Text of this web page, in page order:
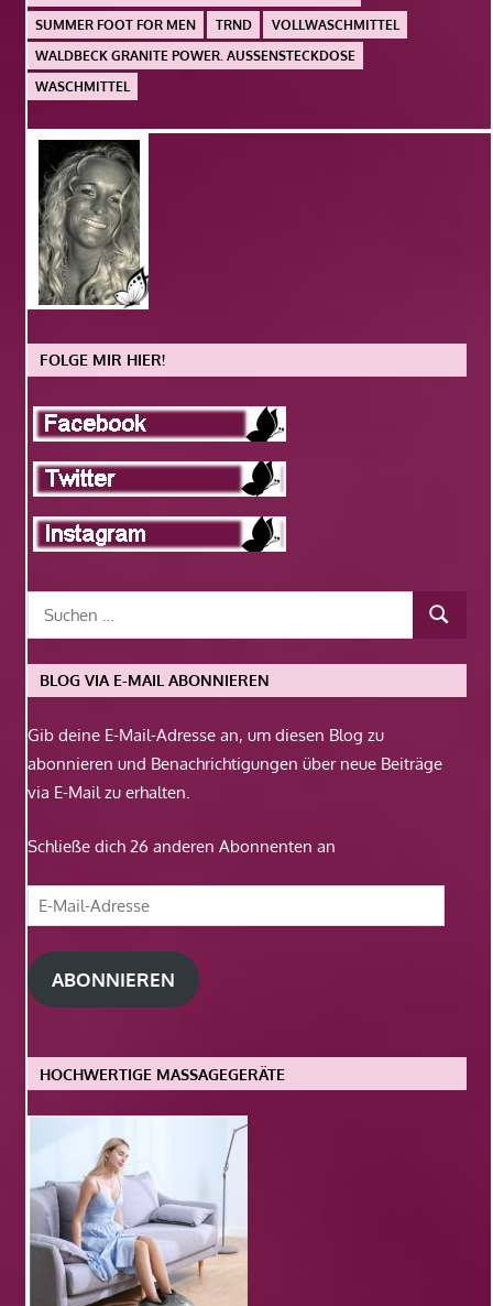
SUMMER FOOT FOR MEN
TRND
VOLLWASCHMITTEL
WALDBECK GRANITE POWER. AUSSENSTECKDOSE
WASCHMITTEL
FOLGE MIR HIER!
BLOG VIA E-MAIL ABONNIEREN
Gib deine E-Mail-Adresse an, um diesen Blog zu
abonnieren und Benachrichtigungen über neue Beiträge
via E-Mail zu erhalten.
Schließe dich 26 anderen Abonnenten an
E-
Mail-
Adresse
ABONNIEREN
HOCHWERTIGE MASSAGEGERÄTE